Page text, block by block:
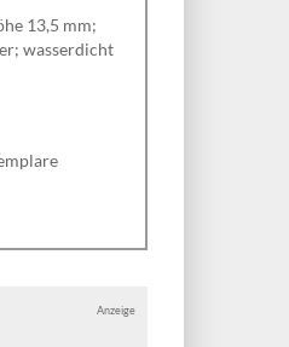
13,5 mm;
wasserdicht
Anzeige